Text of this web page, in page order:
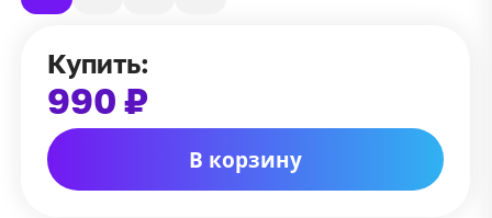
Купить:
990 ₽
В корзину